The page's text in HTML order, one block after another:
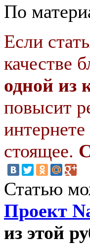
По
Если
качестве
одной из
повысит
стоящее.
Статью
Проект
из этой